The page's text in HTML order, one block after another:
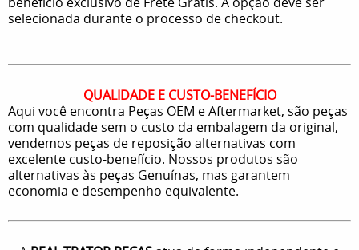
selecionada durante o processo de checkout.
QUALIDADE E CUSTO-BENEFÍCIO
Aqui você encontra Peças OEM e Aftermarket, são peças
com qualidade sem o custo da embalagem da original,
vendemos peças de reposição alternativas com
excelente custo-benefício. Nossos produtos são
alternativas às peças Genuínas, mas garantem
economia e desempenho equivalente.